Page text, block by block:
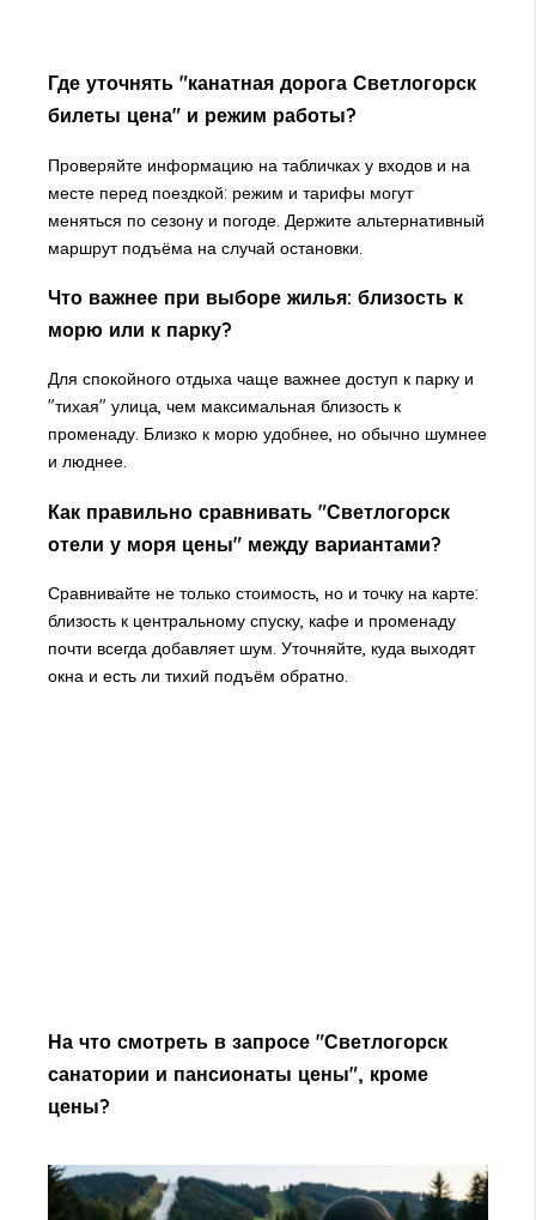
Где уточнять "канатная дорога Светлогорск
билеты цена" и режим работы?
Проверяйте информацию на табличках у входов и на
месте перед поездкой: режим и тарифы могут
меняться по сезону и погоде. Держите альтернативный
маршрут подъёма на случай остановки.
Что важнее при выборе жилья: близость к
морю или к парку?
Для спокойного отдыха чаще важнее доступ к парку и
"тихая" улица, чем максимальная близость к
променаду. Близко к морю удобнее, но обычно шумнее
и люднее.
Как правильно сравнивать "Светлогорск
отели у моря цены" между вариантами?
Сравнивайте не только стоимость, но и точку на карте:
близость к центральному спуску, кафе и променаду
почти всегда добавляет шум. Уточняйте, куда выходят
окна и есть ли тихий подъём обратно.
На что смотреть в запросе "Светлогорск
санатории и пансионаты цены", кроме
цены?